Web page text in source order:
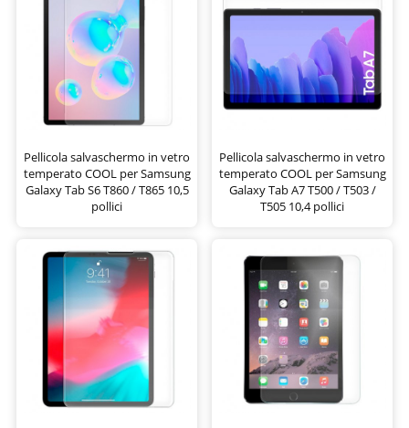
Pellicola salvaschermo in vetro
temperato COOL per Samsung
Galaxy Tab S6 T860 / T865 10,5
pollici
Pellicola salvaschermo in vetro
temperato COOL per Samsung
Galaxy Tab A7 T500 / T503 /
T505 10,4 pollici